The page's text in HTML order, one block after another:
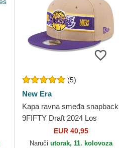
(5)
New Era
Kapa ravna smeđa snapback
9FIFTY Draft 2024 Los
Angeles Lakers NBA New
Era
EUR 40,95
Naruči utorak, 11. kolovoza